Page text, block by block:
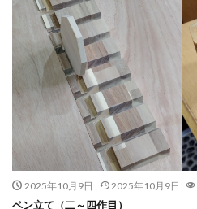
2025年10月9日 2025年10月9日
ペン立て（二～四作目）